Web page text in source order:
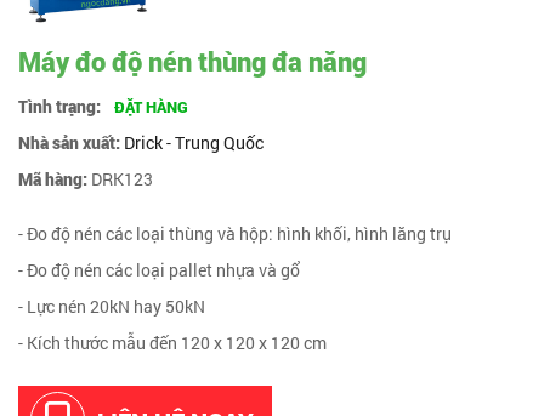
Máy đo độ nén thùng đa năng
Tình trạng: ĐẶT HÀNG
Nhà sản xuất: Drick - Trung Quốc
Mã hàng: DRK123
- Đo độ nén các loại thùng và hộp: hình khối, hình lăng trụ
- Đo độ nén các loại pallet nhựa và gổ
- Lực nén 20kN hay 50kN
- Kích thước mẫu đến 120 x 120 x 120 cm